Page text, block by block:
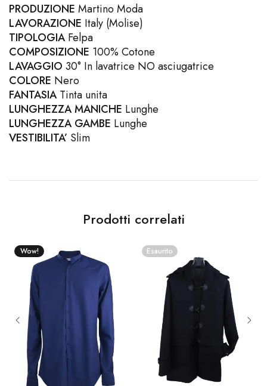
PRODUZIONE Martino Moda
LAVORAZIONE Italy (Molise)
TIPOLOGIAFelpa
COMPOSIZIONE 100% Cotone
LAVAGGIO 30° In lavatrice NO asciugatrice
COLORE Nero
FANTASIATinta unita
LUNGHEZZA MANICHE Lunghe
LUNGHEZZA GAMBE Lunghe
VESTIBILITA’ Slim
Prodotti correlati
Wow! Esaurito